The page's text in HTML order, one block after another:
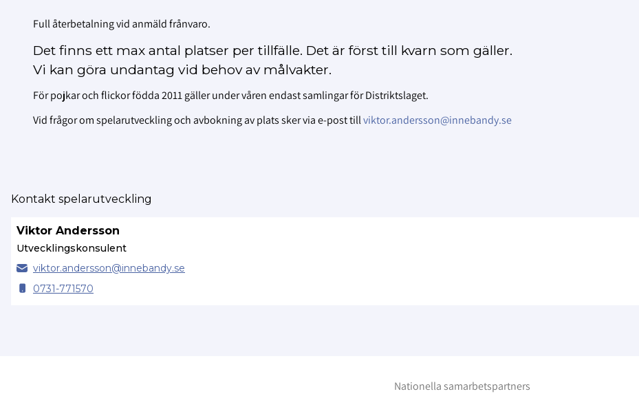
Full återbetalning vid anmäld frånvaro.
Det finns ett max antal platser per tillfälle. Det är först till kvarn som gäller.
Vi kan göra undantag vid behov av målvakter.
För pojkar och flickor födda 2011 gäller under våren endast samlingar för Distriktslaget.
Vid frågor om spelarutveckling och avbokning av plats sker via e-post tillviktor.andersson@innebandy.se
Kontakt spelarutveckling
Viktor Andersson
Utvecklingskonsulent
viktor.andersson@innebandy.se
0731-771570
Nationella samarbetspartners